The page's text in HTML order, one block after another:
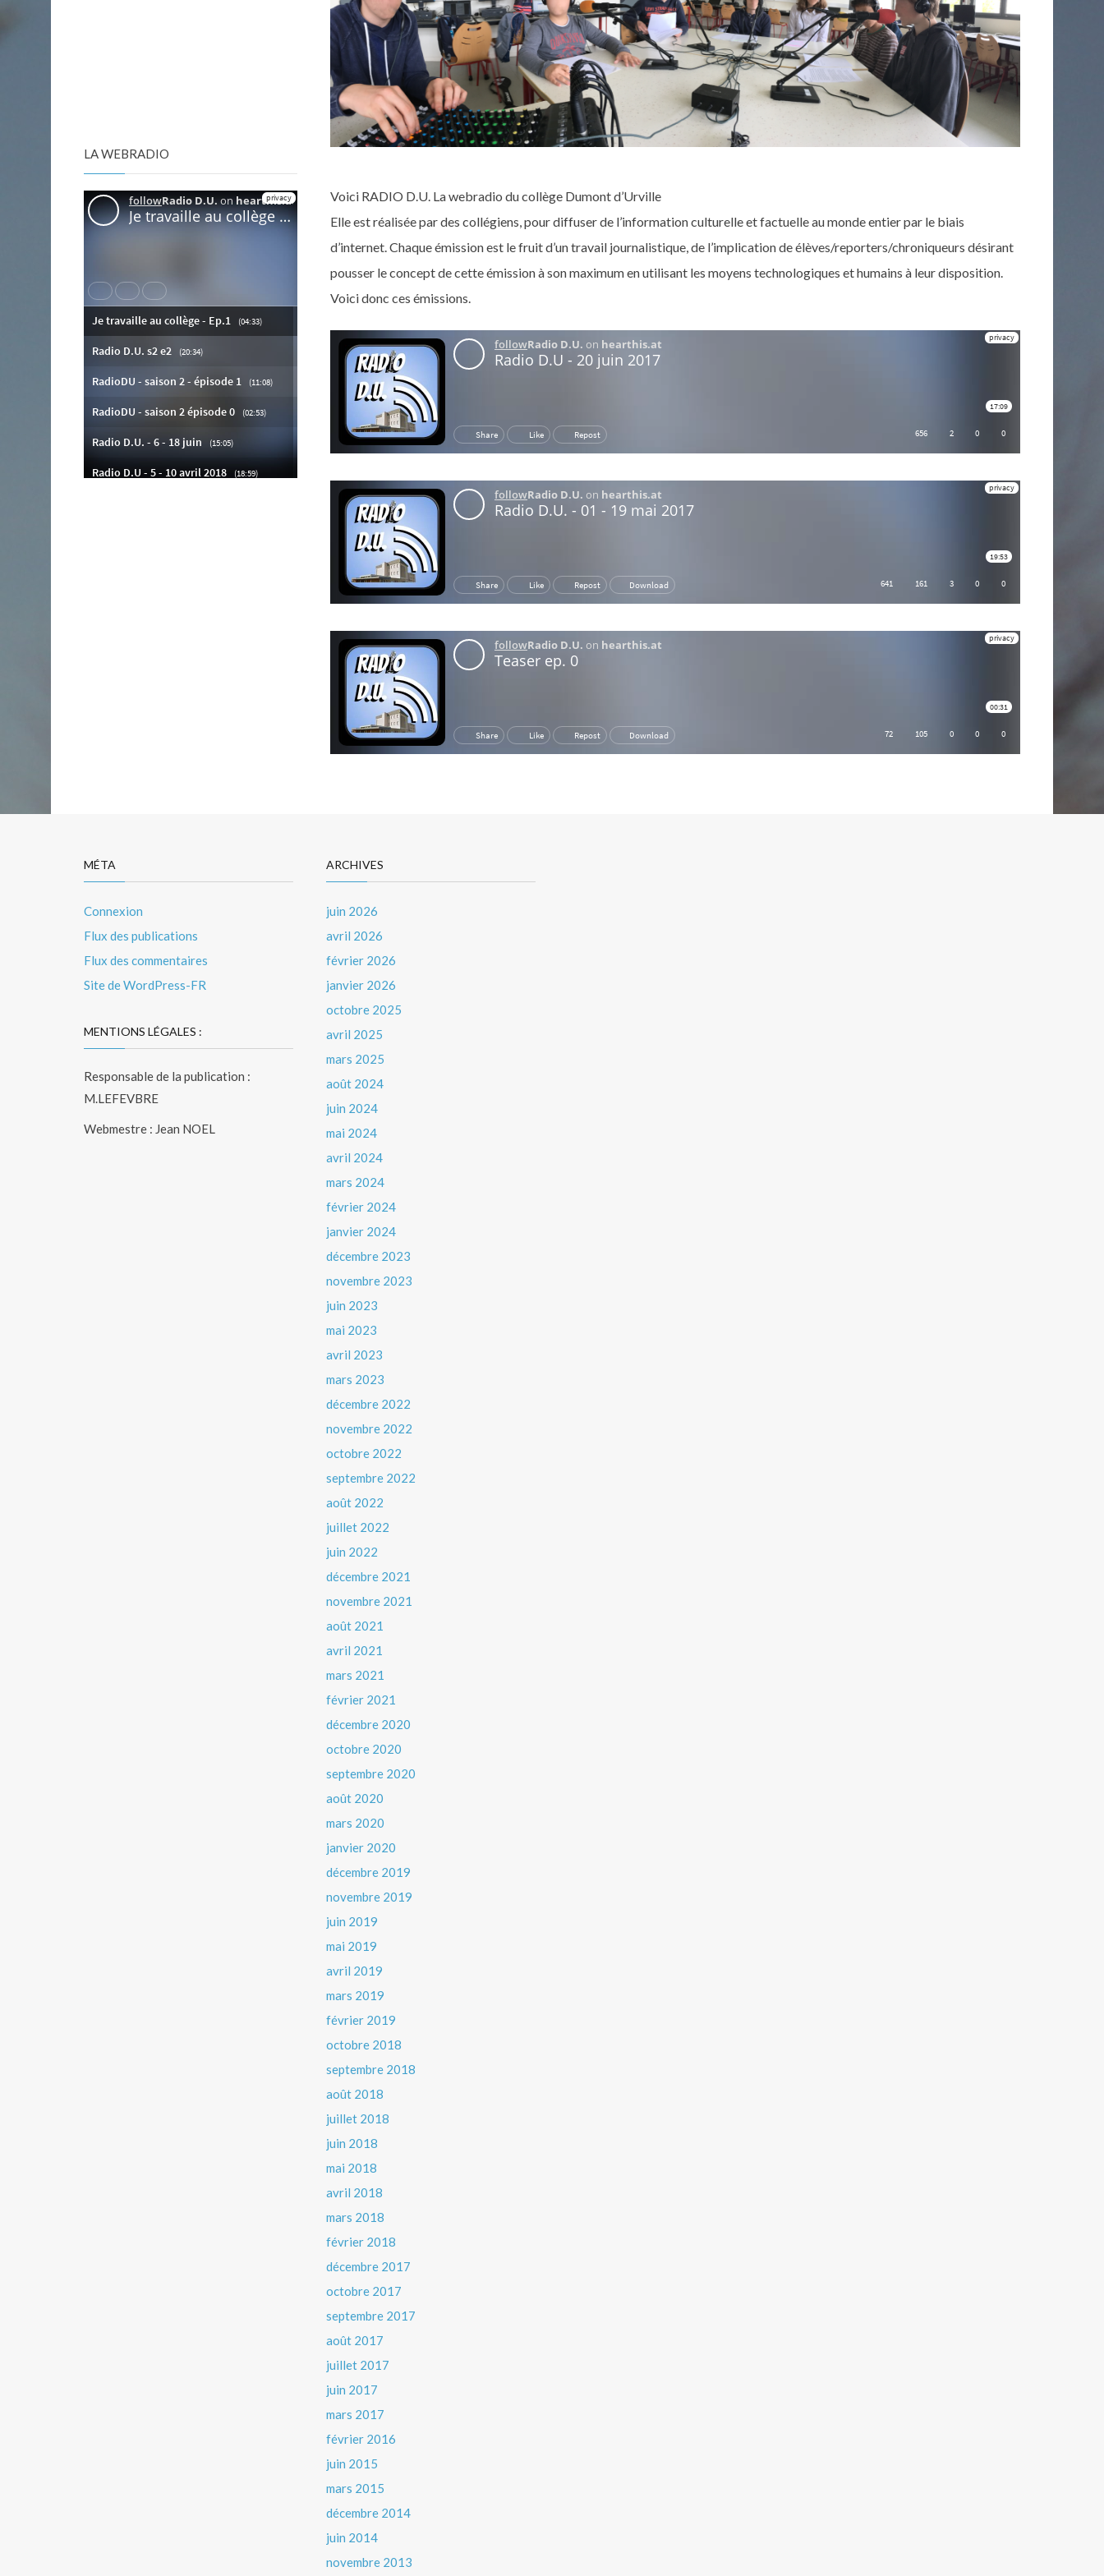
Voici RADIO D.U. La webradio du collège Dumont d’Urville
Elle est réalisée par des collégiens, pour diffuser de l’information culturelle et factuelle au monde entier par le biais
d’internet. Chaque émission est le fruit d’un travail journalistique, de l’implication de élèves/reporters/chroniqueurs désirant
pousser le concept de cette émission à son maximum en utilisant les moyens technologiques et humains à leur disposition.
Voici donc ces émissions.
LA WEBRADIO
MÉTA
Connexion
Flux des publications
Flux des commentaires
Site de WordPress-FR
MENTIONS LÉGALES :
Responsable de la publication :
M.LEFEVBRE
Webmestre : Jean NOEL
ARCHIVES
juin 2026
avril 2026
février 2026
janvier 2026
octobre 2025
avril 2025
mars 2025
août 2024
juin 2024
mai 2024
avril 2024
mars 2024
février 2024
janvier 2024
décembre 2023
novembre 2023
juin 2023
mai 2023
avril 2023
mars 2023
décembre 2022
novembre 2022
octobre 2022
septembre 2022
août 2022
juillet 2022
juin 2022
décembre 2021
novembre 2021
août 2021
avril 2021
mars 2021
février 2021
décembre 2020
octobre 2020
septembre 2020
août 2020
mars 2020
janvier 2020
décembre 2019
novembre 2019
juin 2019
mai 2019
avril 2019
mars 2019
février 2019
octobre 2018
septembre 2018
août 2018
juillet 2018
juin 2018
mai 2018
avril 2018
mars 2018
février 2018
décembre 2017
octobre 2017
septembre 2017
août 2017
juillet 2017
juin 2017
mars 2017
février 2016
juin 2015
mars 2015
décembre 2014
juin 2014
novembre 2013